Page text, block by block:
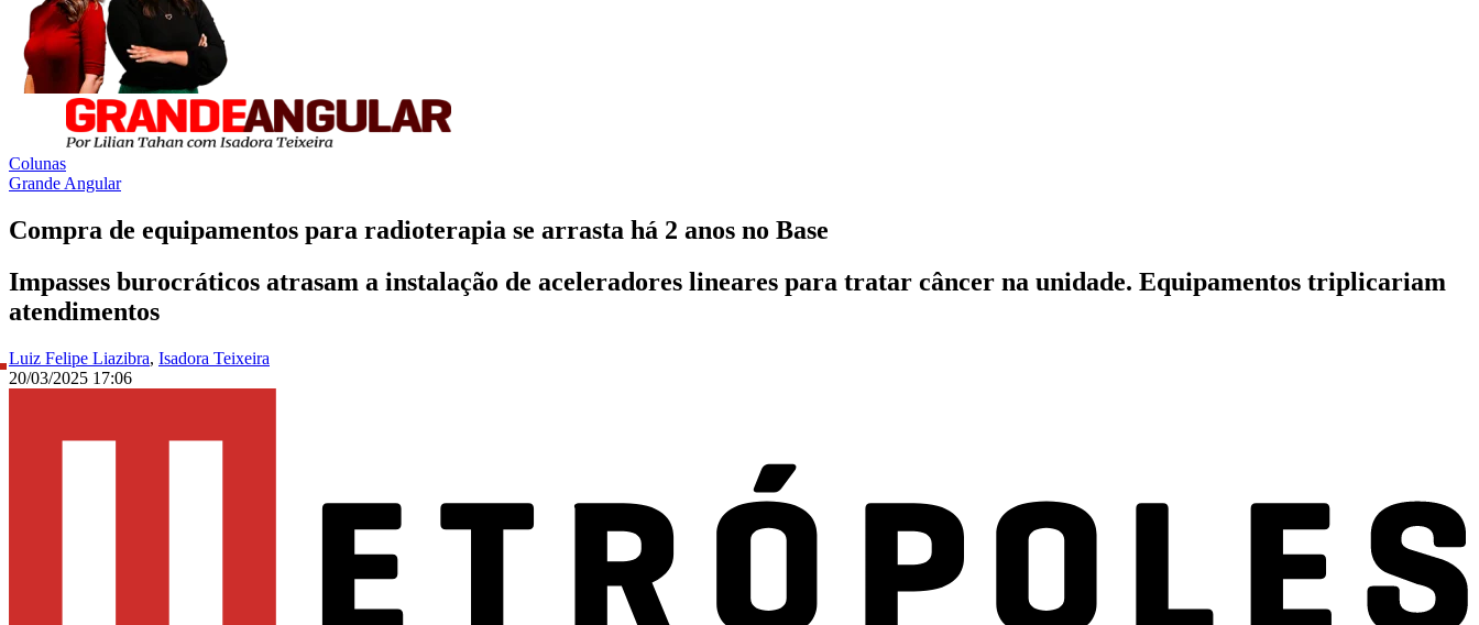
Colunas
Grande Angular
Compra de equipamentos para radioterapia se arrasta há 2 anos no Base
Impasses burocráticos atrasam a instalação de aceleradores lineares para tratar câncer na unidade. Equipamentos triplicariam
atendimentos
Luiz Felipe Liazibra, Isadora Teixeira
20/03/2025 17:06